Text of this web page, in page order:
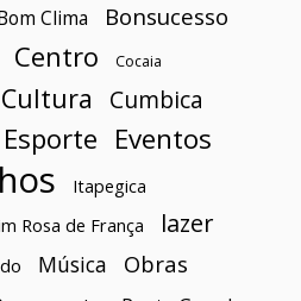
Clima Bonsucesso
Centro Cocaia
Cultura Cumbica
Esporte Eventos
Itapegica
Rosa de França
lazer
Música Obras